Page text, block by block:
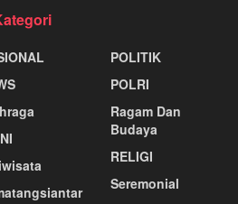
POLITIK
POLRI
Ragam Dan
Budaya
RELIGI
Seremonial